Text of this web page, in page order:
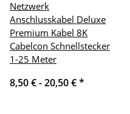
Netzwerk
Anschlusskabel Deluxe
Premium Kabel 8K
Cabelcon Schnellstecker
1-25 Meter
8,50 € -20,50 €*